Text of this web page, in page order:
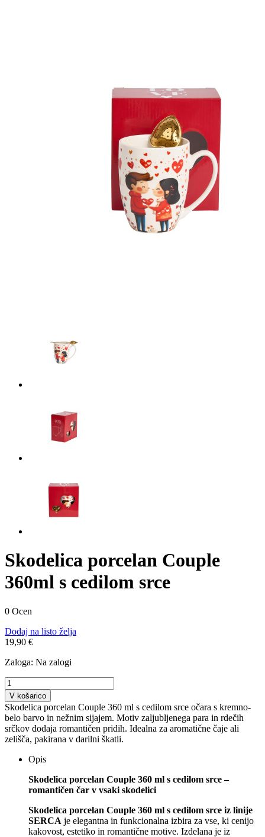
Skodelica porcelan Couple
360ml s cedilom srce
0 Ocen
Dodaj na listo želja
19,90 €
Zaloga: Na zalogi
V košarico
Skodelica porcelan Couple 360 ml s cedilom srce očara s kremno-
belo barvo in nežnim sijajem. Motiv zaljubljenega para in rdečih
srčkov dodaja romantičen pridih. Idealna za aromatične čaje ali
zelišča, pakirana v darilni škatli.
Opis
Skodelica porcelan Couple 360 ml s cedilom srce –
romantičen čar v vsaki skodelici
Skodelica porcelan Couple 360 ml s cedilom srce iz linije
SERCA je elegantna in funkcionalna izbira za vse, ki cenijo
kakovost, estetiko in romantične motive. Izdelana je iz